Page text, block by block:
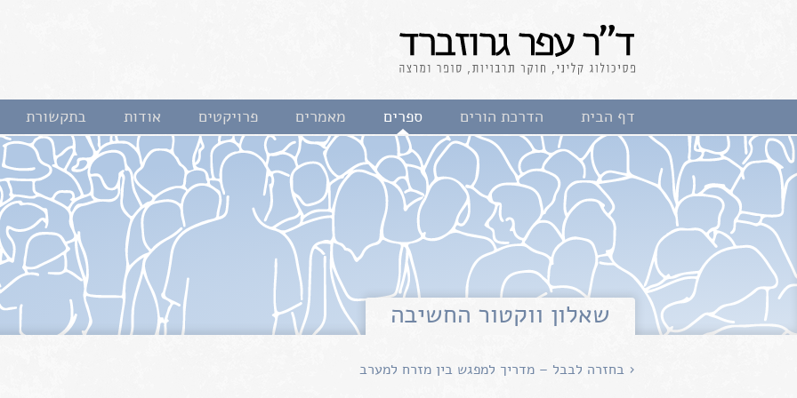
ד"ר עפר גרוזברדפסיכולוג קליני, חוקר
תרבויות, סופר ומרצה
דף הבית הדרכת הורים ספרים מאמרים פרויקטים אודות בתקשורת
שאלון ווקטור החשיבה
‹ בחזרה לבבל – מדריך למפגש בין מזרח למערב